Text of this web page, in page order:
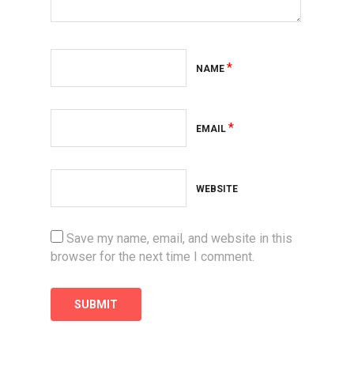
NAME *
EMAIL *
WEBSITE
Save my name, email, and website in this
browser for the next time I comment.